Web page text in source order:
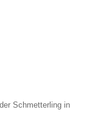
Schmetterling in